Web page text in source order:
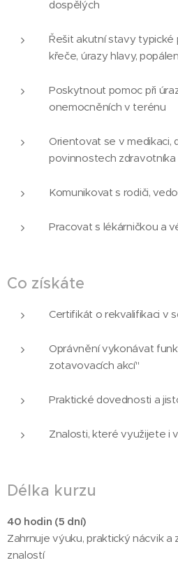
dospělých
Řešit akutní stavy typické
křeče, úrazy hlavy,
Poskytnout pomoc při
onemocněních v terénu
Orientovat se v medikaci,
povinnostech zdravotníka
Komunikovat s rodiči,
Pracovat s lékárničkou a
Co získáte
Certifikát o rekvalifikaci v
Oprávnění vykonávat
zotavovacích akcí"
Praktické dovednosti a
Znalosti, které využijete i
Délka kurzu
40 hodin (5 dní)
Zahrnuje výuku, praktický nácvik
znalostí